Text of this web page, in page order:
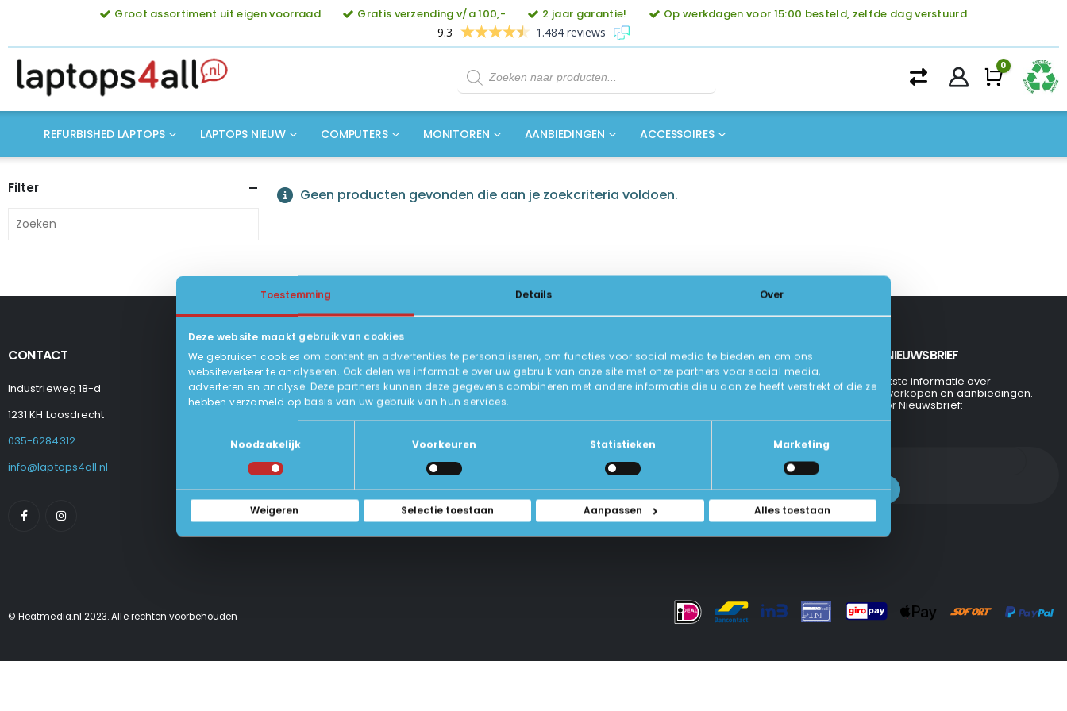
Toestemming Details Over
Deze website maakt gebruik van cookies
We gebruiken cookies om content en advertenties te personaliseren, om functies voor social media te bieden en om ons
websiteverkeer te analyseren. Ook delen we informatie over uw gebruik van onze site met onze partners voor social media,
adverteren en analyse. Deze partners kunnen deze gegevens combineren met andere informatie die u aan ze heeft verstrekt of die ze
hebben verzameld op basis van uw gebruik van hun services.
Noodzakelijk
Voorkeuren Statistieken Marketing
Weigeren Selectie toestaan Aanpassen Alles toestaan
Groot assortiment uit eigen voorraad Gratis verzending v/a 100,- 2 jaar garantie!
Op werkdagen voor 15:00 besteld, zelfde dag verstuurd
9.3
1.484 reviews
Producten
zoeken
0
REFURBISHED LAPTOPS LAPTOPS NIEUW COMPUTERS MONITOREN AANBIEDINGEN ACCESSOIRES
Geen producten gevonden die aan je zoekcriteria voldoen.
Filter
CONTACT
Industrieweg 18-d
1231 KH Loosdrecht
035-6284312
info@laptops4all.nl
KLANTENSERVICE
Levering
Betalen En Bestellen
Retourneren
Veel Gestelde Vragen
Algemene Voorwaarden
Privacy Beleid
INFORMATIE
Over Ons
U-Pas
Contact Met Ons Opnemen
INSCHRIJVEN NIEUWSBRIEF
Ontvang de laatste informatie over
evenementen, verkopen en aanbiedingen.
Aanmelden voor Nieuwsbrief:
© Heatmedia.nl 2023. Alle rechten voorbehouden